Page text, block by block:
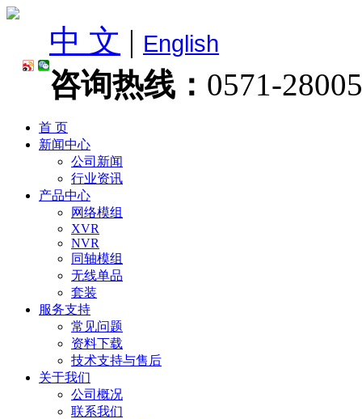
中 文 | English
咨询热线： 0571-
首 页
新闻中心
公司新闻
行业资讯
产品中心
网络模组
XVR
NVR
同轴模组
无线单品
套装
服务支持
常见问题
资料下载
技术支持与售后
关于我们
公司概况
联系我们